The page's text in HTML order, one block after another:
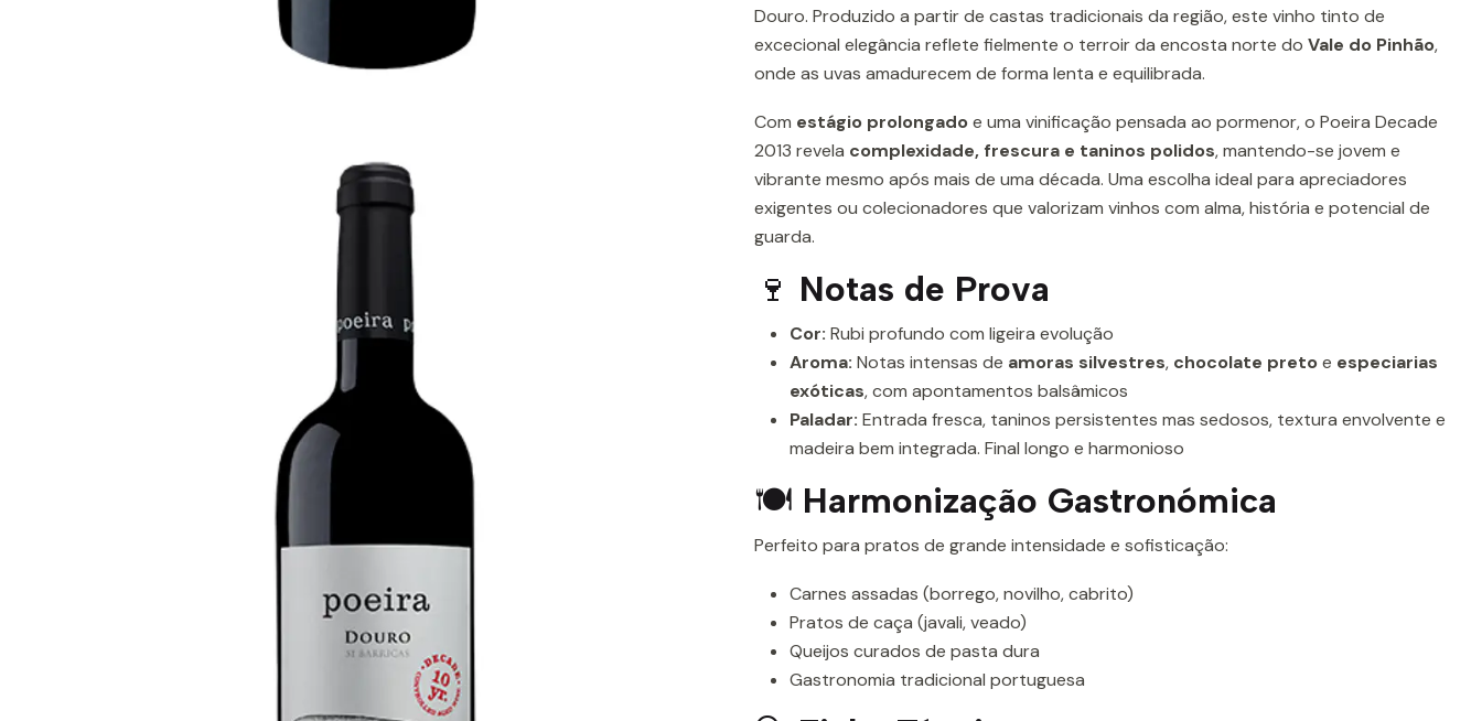
Douro. Produzido a partir de castas tradicionais da região, este vinho tinto de
excecional elegância reflete fielmente o terroir da encosta norte do Vale do Pinhão,
onde as uvas amadurecem de forma lenta e equilibrada.
Com estágio prolongadoe uma vinificação pensada ao pormenor, o Poeira Decade
2013 revela complexidade, frescura e taninos polidos, mantendo-se jovem e
vibrante mesmo após mais de uma década. Uma escolha ideal para apreciadores
exigentes ou colecionadores que valorizam vinhos com alma, história e potencial de
guarda.
🍷 Notas de Prova
Cor: Rubi profundo com ligeira evolução
Aroma: Notas intensas de amoras silvestres, chocolate pretoe especiarias
exóticas, com apontamentos balsâmicos
Paladar: Entrada fresca, taninos persistentes mas sedosos, textura envolvente e
madeira bem integrada. Final longo e harmonioso
🍽 Harmonização Gastronómica
Perfeito para pratos de grande intensidade e sofisticação:
Carnes assadas (borrego, novilho, cabrito)
Pratos de caça (javali, veado)
Queijos curados de pasta dura
Gastronomia tradicional portuguesa